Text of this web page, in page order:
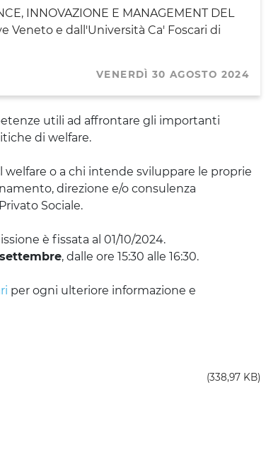
INNOVAZIONE E MANAGEMENT DEL
Veneto e dall'Università Ca' Foscari di
VENERDÌ 30 AGOSTO 2024
utili ad affrontare gli importanti
di welfare.
o a chi intende sviluppare le proprie
direzione e/o consulenza
Sociale.
è fissata al 01/10/2024.
, dalle ore 15:30 alle 16:30.
per ogni ulteriore informazione e
(338,97 KB)